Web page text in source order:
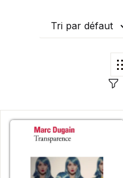
Tri par défaut